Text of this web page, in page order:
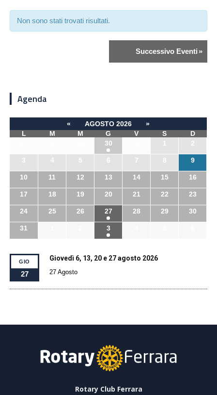
Non sono stati trovati risultati.
Successivo Eventi »
Agenda
« AGOSTO 2026
»
L
M M G V S
D
30 1 2
3 4 5 6 7 8 9
10 11 12 13 14 15 16
17 18 19 20 21 22 23
24 25 26 27 28 29 30
31 3
GIO
27
Giovedì 6, 13, 20 e 27 agosto 2026
27 Agosto
Rotary Club Ferrara